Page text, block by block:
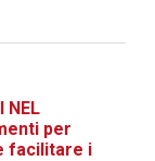
NEL
per
facilitare i